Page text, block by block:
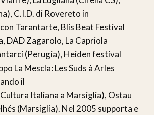
C.I.D. di Rovereto in
Tarantarte, Blis Beat Festival
DAD Zagarolo, La Capriola
(Perugia), Heiden festival
La Mescla: Les Suds à Arles
il
Italiana a Marsiglia), Ostau
(Marsiglia). Nel 2005 supporta e